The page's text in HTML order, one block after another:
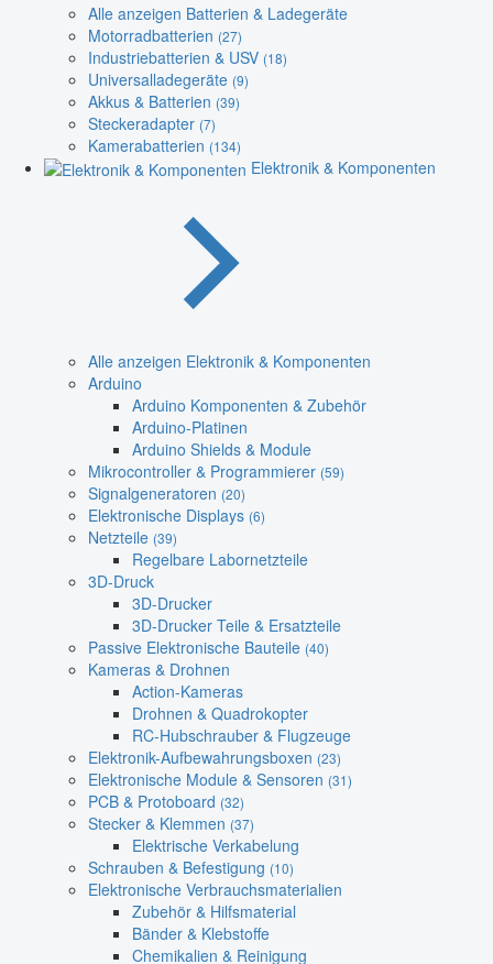
Alle anzeigen Batterien & Ladegeräte
Motorradbatterien (27)
Industriebatterien & USV (18)
Universalladegeräte (9)
Akkus & Batterien (39)
Steckeradapter (7)
Kamerabatterien (134)
Elektronik & Komponenten
Alle anzeigen Elektronik & Komponenten
Arduino
Arduino Komponenten & Zubehör
Arduino-Platinen
Arduino Shields & Module
Mikrocontroller & Programmierer (59)
Signalgeneratoren (20)
Elektronische Displays (6)
Netzteile (39)
Regelbare Labornetzteile
3D-Druck
3D-Drucker
3D-Drucker Teile & Ersatzteile
Passive Elektronische Bauteile (40)
Kameras & Drohnen
Action-Kameras
Drohnen & Quadrokopter
RC-Hubschrauber & Flugzeuge
Elektronik-Aufbewahrungsboxen (23)
Elektronische Module & Sensoren (31)
PCB & Protoboard (32)
Stecker & Klemmen (37)
Elektrische Verkabelung
Schrauben & Befestigung (10)
Elektronische Verbrauchsmaterialien
Zubehör & Hilfsmaterial
Bänder & Klebstoffe
Chemikalien & Reinigung